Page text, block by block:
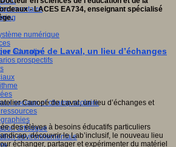
numérique
éducative
prospectifs
sociaux et champ scolaire
artistique
environnementale
- LACES EA734, enseignant spécialisé
Canopé de Laval, un lieu d’échanges
des élèves à besoins éducatifs particuliers
découvrir le Lab’inclusif, le nouveau lieu
échanger, partager et expérimenter du matériel